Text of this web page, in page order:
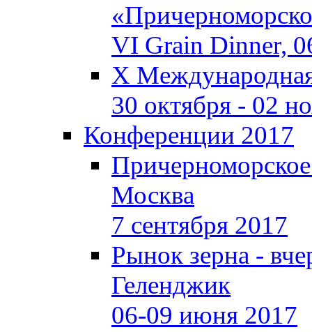
VI Grain Dinner,
X
30 октября - 02
Конференции 2017
Москва
7 сентября 2017
Рынок зерна -
Геленджик
06-09 июня 2017